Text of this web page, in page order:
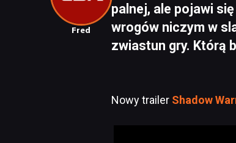
Fred
palnej, ale pojawi
wrogów niczym w
zwiastun gry. Którą
Nowy trailer Shadow